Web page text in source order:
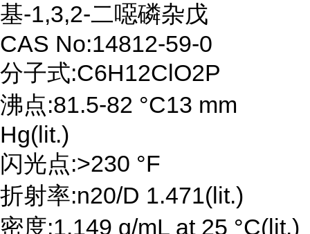
基-1,3,2-二噁磷杂戊
CAS No:14812-59-0
分子式:C6H12ClO2P
沸点:81.5-82 °C13 mm
Hg(lit.)
闪光点:>230 °F
折射率:n20/D 1.471(lit.)
密度:1.149 g/mL at 25 °C(lit.)